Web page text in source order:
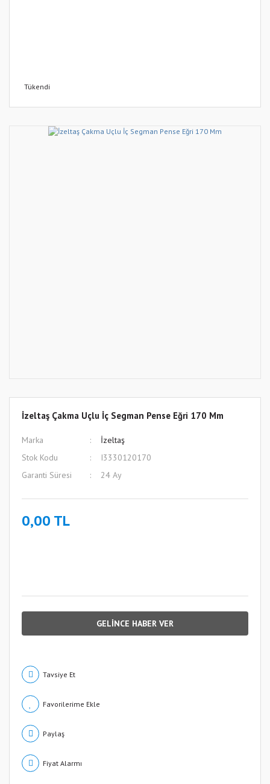
Tükendi
İzeltaş Çakma Uçlu İç Segman Pense Eğri 170 Mm
Marka
İzeltaş
Stok Kodu
I3330120170
Garanti Süresi
24 Ay
0,00 TL
GELİNCE HABER VER
Tavsiye Et
Paylaş
Fiyat Alarmı